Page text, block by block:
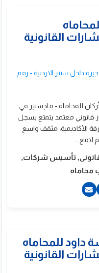
داخل سنتر الاردنية - رقم
للمحاماة - ماجستير في
قانوني معتمد يتمتع بسجل
الأكاديمية، مثقف واسع
لامع...
تأسيس شركات,
محاماه